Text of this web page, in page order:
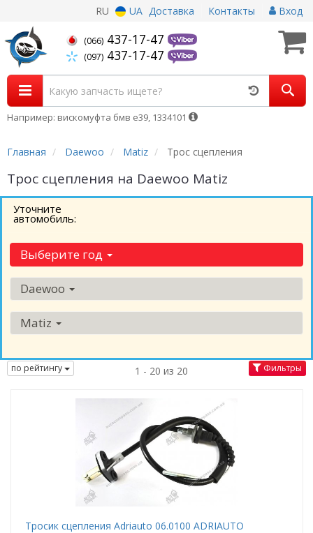
RU UA Доставка Контакты Вход
(066) 437-17-47
(097) 437-17-47
Например: вискомуфта бмв е39, 1334101
Главная Daewoo Matiz Трос сцепления
Трос сцепления на Daewoo Matiz
Уточните
автомобиль:
Выберите год
Daewoo
Matiz
по рейтингу 1 - 20 из 20 Фильтры
Тросик сцепления Adriauto 06.0100 ADRIAUTO